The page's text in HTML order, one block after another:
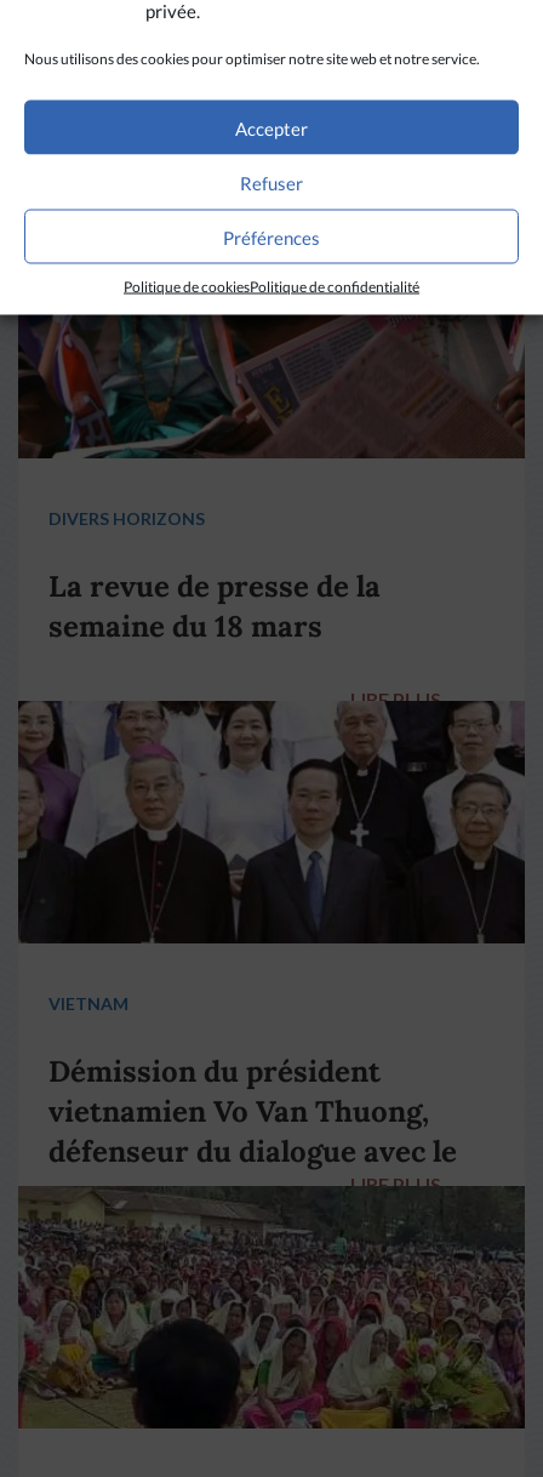
privée.
Nous utilisons des cookies pour optimiser notre site web et notre service.
Accepter
Refuser
Préférences
Politique de cookiesPolitique de confidentialité
A LIRE AUSSI
DIVERS HORIZONS
La revue de presse de la
semaine du 18 mars
LIRE PLUS →
VIETNAM
Démission du président
vietnamien Vo Van Thuong,
défenseur du dialogue avec le
pape François
LIRE PLUS →